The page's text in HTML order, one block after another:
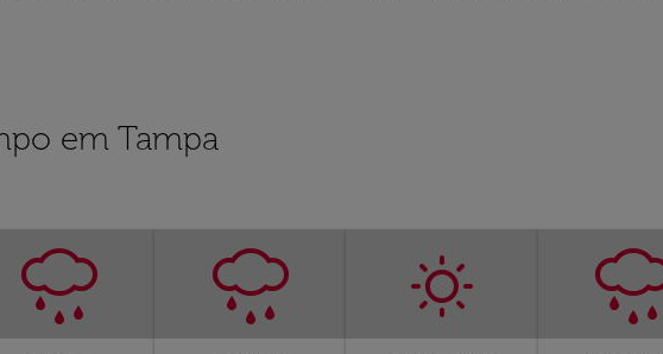
em Tampa